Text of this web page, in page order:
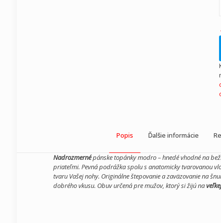
Popis Ďalšie informácie
Nadrozmernépánske topánky modro – hnedé vhodné na
priateľmi. Pevná podrážka spolu s anatomicky tvarovanou
tvaru Vašej nohy. Originálne štepovanie a zaväzovanie na
dobrého vkusu. Obuv určená pre mužov, ktorý si žijú na